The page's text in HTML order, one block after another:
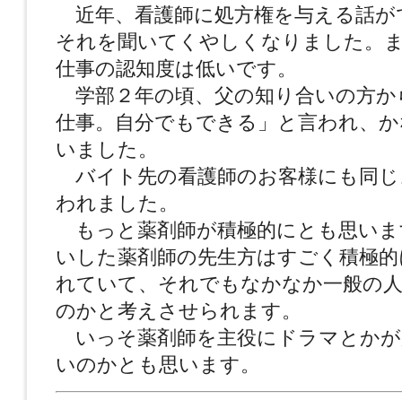
近年、看護師に処方権を与える話が
それを聞いてくやしくなりました。
仕事の認知度は低いです。
学部２年の頃、父の知り合いの方
仕事。自分でもできる」と言われ、
いました。
バイト先の看護師のお客様にも同
われました。
もっと薬剤師が積極的にとも思い
いした薬剤師の先生方はすごく積極
れていて、それでもなかなか一般の
のかと考えさせられます。
いっそ薬剤師を主役にドラマとか
いのかとも思います。